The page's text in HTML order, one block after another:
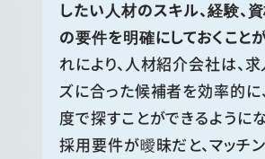
したい人材のスキル、経験、
の要件を明確にしておくこと
れにより、人材紹介会社は、
ズに合った候補者を効率的に
度で探すことができるようにな
採用要件が曖昧だと、マッチ